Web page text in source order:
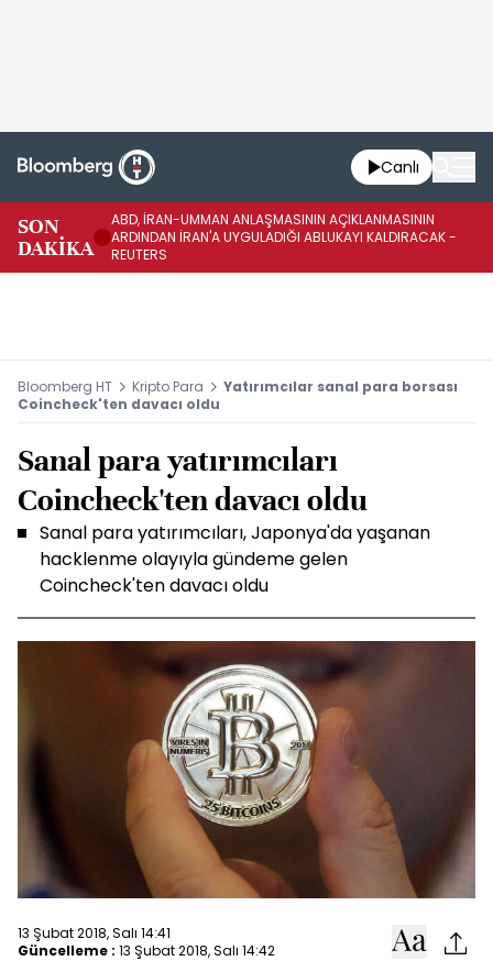
Canlı
SON
DAKİKA
ABD, İRAN-UMMAN ANLAŞMASININ AÇIKLANMASININ
ARDINDAN İRAN'A UYGULADIĞI ABLUKAYI KALDIRACAK -
REUTERS
Bloomberg HT Kripto Para
Yatırımcılar sanal para borsası
Coincheck'ten davacı oldu
Sanal para yatırımcıları
Coincheck'ten davacı oldu
Sanal para yatırımcıları, Japonya'da yaşanan
hacklenme olayıyla gündeme gelen
Coincheck'ten davacı oldu
13 Şubat 2018, Salı 14:41
Güncelleme : 13 Şubat 2018, Salı 14:42